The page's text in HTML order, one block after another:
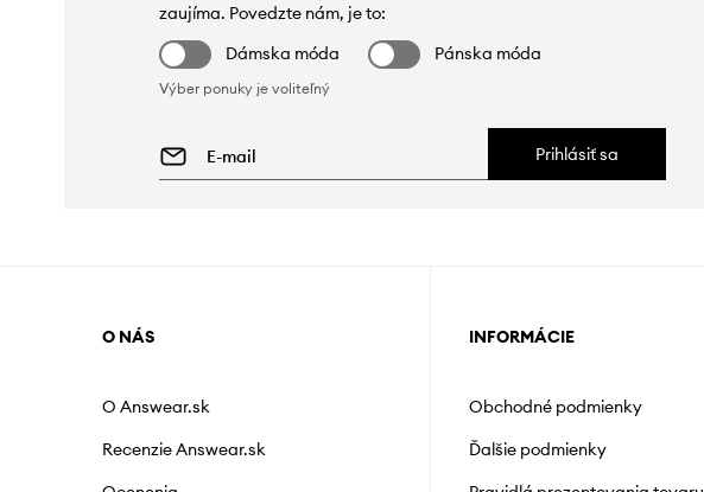
zaujíma. Povedzte nám, je to:
Dámska móda
Pánska móda
Výber ponuky je voliteľný
Prihlásiť sa
O NÁS
O Answear.sk
Recenzie Answear.sk
INFORMÁCIE
Obchodné podmienky
Ďalšie podmienky